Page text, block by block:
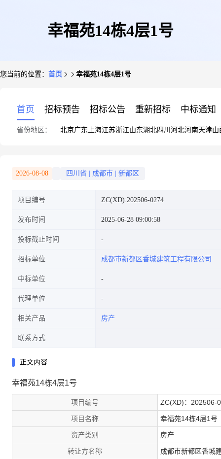
幸福苑14栋4层1号
您当前的位置： 首页 幸福苑14栋4层1号
首页 招标预告 招标公告 重新招标 中标通知
省份地区： 北京广东 上海江苏浙江山东湖北四川 河北河南天津山
2026-08-08 四川省 成都市 新都区
项目编号 ZC(XD):202506-0274
发布时间 2025-06-28 09:00:58
投标截止时间
招标单位 成都市新都区香城建筑工程有限公司
中标单位
代理单位
相关产品 房产
联系方式
正文内容
幸福苑14栋4层1号
项目编号 ZC(XD)：202506-
项目名称 幸福苑14栋4层1号
资产类别 房产
转让方名称 成都市新都区香城